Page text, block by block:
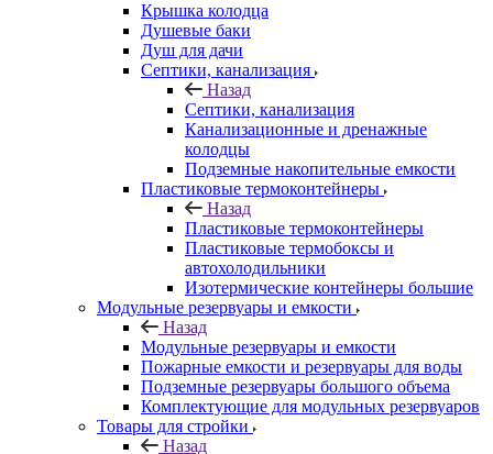
Крышка колодца
Душевые баки
Душ для дачи
Септики, канализация
Назад
Септики, канализация
Канализационные и дренажные
колодцы
Подземные накопительные емкости
Пластиковые термоконтейнеры
Назад
Пластиковые термоконтейнеры
Пластиковые термобоксы и
автохолодильники
Изотермические контейнеры большие
Модульные резервуары и емкости
Назад
Модульные резервуары и емкости
Пожарные емкости и резервуары для воды
Подземные резервуары большого объема
Комплектующие для модульных резервуаров
Товары для стройки
Назад